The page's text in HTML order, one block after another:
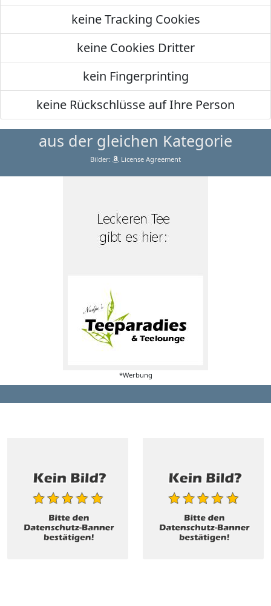
keine Tracking Cookies
keine Cookies Dritter
kein Fingerprinting
keine Rückschlüsse auf Ihre Person
aus der gleichen Kategorie
Bilder: License Agreement
*Werbung